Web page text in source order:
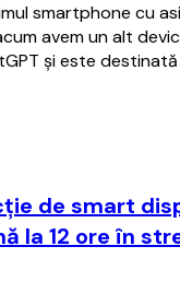
smartphone cu
avem un alt
şi este destinată
de smart
la 12 ore în